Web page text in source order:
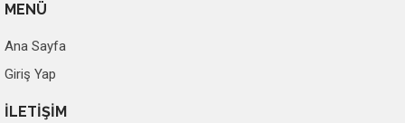
MENÜ
Ana Sayfa
Giriş Yap
İLETİŞİM